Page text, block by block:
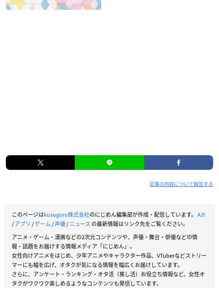
記事の内容について報告する
このページはkusuguru株式会社のにじめん編集部が作成・配信しています。 A3!
/アプリ /ゲーム/声優/ニュース の最新情報はリンク先をご覧ください。
アニメ・ゲーム・漫画などの2次元コンテンツや、声優・舞台・俳優などの情
報・話題をお届けする情報メディア「にじめん」。
女性向けアニメをはじめ、少年アニメやキャラクター作品、VTuberなどストリー
マーにも幅を広げ、オタクが気になる情報を幅広くお届けしています。
さらに、アンケート・ランキング・オタ活（推し活）お役立ち情報など、女性オ
タクがワクワク楽しめるようなコンテンツも発信しています。